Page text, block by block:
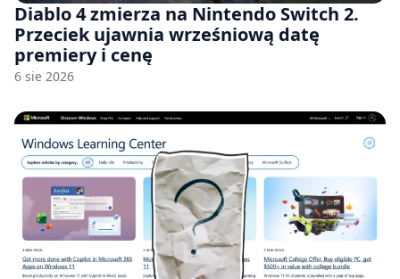
Diablo 4 zmierza na Nintendo Switch 2.
Przeciek ujawnia wrześniową datę
premiery i cenę
6 sie 2026